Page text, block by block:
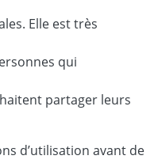
Elle est très
qui
partager leurs
d’utilisation avant de